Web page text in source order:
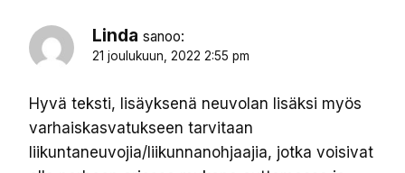
Linda sanoo:
21 joulukuun, 2022 2:55 pm
Hyvä teksti, lisäyksenä neuvolan lisäksi myös
varhaiskasvatukseen tarvitaan
liikuntaneuvojia/liikunnanohjaajia, jotka voisivat